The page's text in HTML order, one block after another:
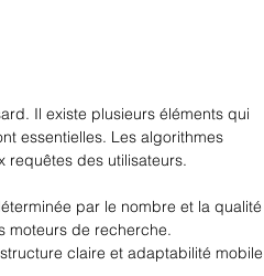
Il existe plusieurs éléments qui
essentielles. Les algorithmes
requêtes des utilisateurs.
par le nombre et la qualité
moteurs de recherche.
claire et adaptabilité mobile